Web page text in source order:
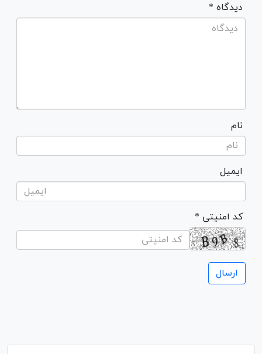
* دیدگاه
نام
ایمیل
* کد امنیتی